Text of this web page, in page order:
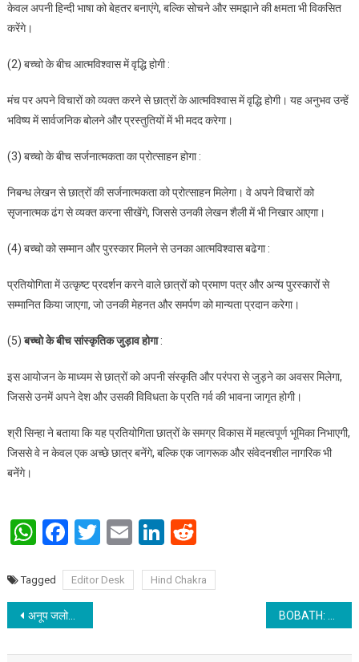
केवल अपनी हिन्दी भाषा को बेहतर बनाएंगे, बल्कि सोचने और समझाने की क्षमता भी विकसित
करेंगे।
(2) बच्चो के बीच आत्मविश्वास में वृद्धि होगी :
मंच पर अपने विचारों को व्यक्त करने से छात्रों के आत्मविश्वास में वृद्धि होगी। यह अनुभव उन्हें
भविष्य में सार्वजनिक बोलने और प्रस्तुतियों में भी मदद करेगा।
(3) बच्चो के बीच सर्जनात्मकता का प्रोत्साहन होगा :
निबन्ध लेखन से छात्रों की सर्जनात्मकता को प्रोत्साहन मिलेगा। वे अपने विचारों को
सृजनात्मक ढंग से व्यक्त करना सीखेंगे, जिससे उनकी लेखन शैली में भी निखार आएगा।
(4) बच्चो को सम्मान और पुरस्कार मिलने से उनका आत्मविश्वास बढेगा :
प्रतियोगिता में उत्कृष्ट प्रदर्शन करने वाले छात्रों को प्रमाण पत्र और अन्य पुरस्कारों से
सम्मानित किया जाएगा, जो उनकी मेहनत और समर्पण को मान्यता प्रदान करेगा।
(5)बच्चो के बीच सांस्कृतिक जुड़ाव होगा:
इस आयोजन के माध्यम से छात्रों को अपनी संस्कृति और परंपरा से जुड़ने का अवसर मिलेगा,
जिससे उनमें अपने देश और उसकी विविधता के प्रति गर्व की भावना जागृत होगी।
श्री सिन्हा ने बताया कि यह प्रतियोगिता छात्रों के समग्र विकास में महत्वपूर्ण भूमिका निभाएगी,
जिससे वे न केवल एक अच्छे छात्र बनेंगे, बल्कि एक जागरूक और संवेदनशील नागरिक भी
बनेंगे।
WhatsApp
Facebook
Twitter
EmailLinkedIn
Reddit
Tagged Editor Desk Hind Chakra
Post navigation
अनूप जलोटा करेंगे भजन शुभारंभ; इन्दिरा आईवीएफ की स्थापना दिवस 8 सितंबर से